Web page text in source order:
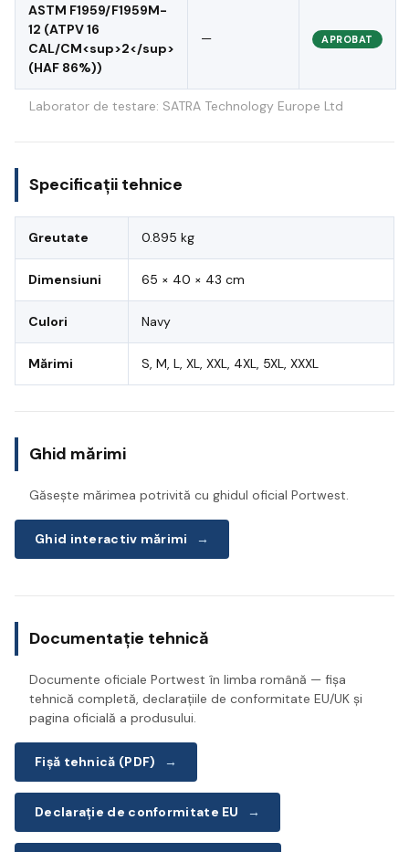
ASTM F1959/F1959M-
12 (ATPV 16
CAL/CM<sup>2</sup>
(HAF 86%))
— APROBAT
Laborator de testare: SATRA Technology Europe Ltd
Specificații tehnice
Greutate 0.895 kg
Dimensiuni 65 × 40 × 43 cm
Culori Navy
Mărimi S, M, L, XL, XXL, 4XL, 5XL, XXXL
Ghid mărimi
Găsește mărimea potrivită cu ghidul oficial Portwest.
Ghid interactiv mărimi →
Documentație tehnică
Documente oficiale Portwest în limba română — fișa
tehnică completă, declarațiile de conformitate EU/UK și
pagina oficială a produsului.
Fișă tehnică (PDF) →
Declarație de conformitate EU →